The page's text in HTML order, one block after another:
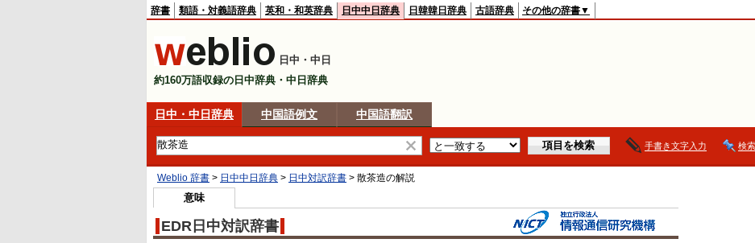
辞書 類語・対義語辞典 英和・和英辞典 日中中日辞典 日韓韓日辞典 古語辞典 その他の辞書▼
日中・中日
約160万語収録の日中辞典・中日辞典
日中・中日辞典 中国語例文 中国語翻訳
手書き文字入力 検
Weblio 辞書 > 日中中日辞典 > 日中対訳辞書 > 散茶造の解説
意味
EDR日中対訳辞書